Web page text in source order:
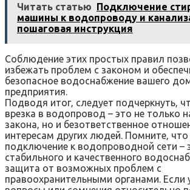
Читать статью Подключение
машины к водопроводу и
пошаговая инструкция
Соблюдение этих простых правил
избежать проблем с законом и
безопасное водоснабжение вашего
предприятия.
Подводя итог‚ следует подчеркнуть‚
врезка в водопровод – это не только
закона‚ но и безответственное
интересам других людей. Помните‚
подключение к водопроводной сети –
стабильного и качественного
защита от возможных проблем с
правоохранительными органами. Если